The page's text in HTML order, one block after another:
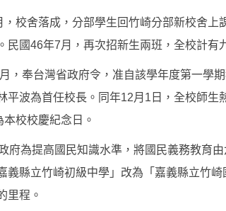
，校舍落成，分部學生回竹崎分部新校舍
民國46年7月，再次招新生兩班，全校計有
，奉台灣省政府令，准自該學年度第一學
平波為首任校長。同年12月1日，全校師
校校慶紀念日。
府為提高國民知識水準，將國民義務教育
義縣立竹崎初級中學」改為「嘉義縣立竹
里程。